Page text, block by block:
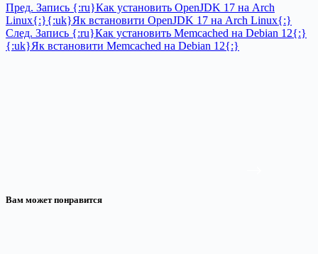
Пред. Запись {:ru}Как установить OpenJDK 17 на Arch
Linux{:}{:uk}Як встановити OpenJDK 17 на Arch Linux{:}
След. Запись {:ru}Как установить Memcached на Debian 12{:}
{:uk}Як встановити Memcached на Debian 12{:}
Вам может понравится